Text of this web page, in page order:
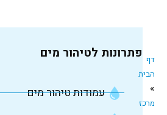
פתרונות לטיהור מים
עמודות טיהור מים
דף
הבית
»
מרכז